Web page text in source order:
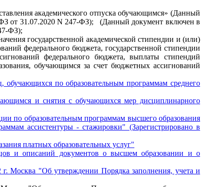
академического отпуска обучающимся» (Данный
от 31.07.2020 N 247-ФЗ);
(Данный документ включен в
ФЗ);
государственной академической стипендии и (или)
федерального бюджета, государственной стипендии
федерального бюджета, выплаты стипендий
обучающимся за счет бюджетных ассигнований
по образовательным программам среднего
и снятия с обучающихся мер дисциплинарного
по образовательным программам высшего образования
ассистентуры - стажировки" (Зарегистрировано в
платных образовательных услуг"
и описаний документов о высшем образовании и о
Москва "Об утверждении Порядка заполнения, учета и